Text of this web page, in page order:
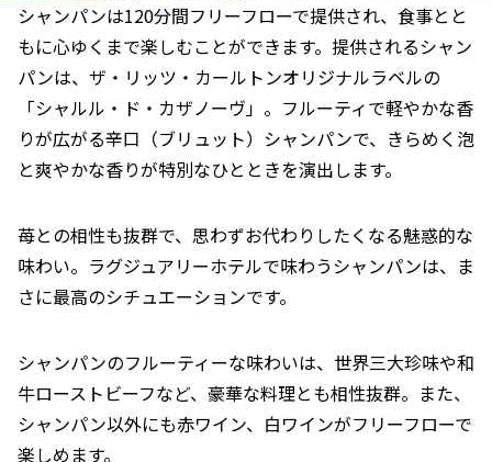
シャンパンは120分間フリーフローで提供され、食事とと
もに心ゆくまで楽しむことができます。提供されるシャン
パンは、ザ・リッツ・カールトンオリジナルラベルの
「シャルル・ド・カザノーヴ」。フルーティで軽やかな香
りが広がる辛口（ブリュット）シャンパンで、きらめく泡
と爽やかな香りが特別なひとときを演出します。
苺との相性も抜群で、思わずお代わりしたくなる魅惑的な
味わい。ラグジュアリーホテルで味わうシャンパンは、ま
さに最高のシチュエーションです。
シャンパンのフルーティーな味わいは、世界三大珍味や和
牛ローストビーフなど、豪華な料理とも相性抜群。また、
シャンパン以外にも赤ワイン、白ワインがフリーフローで
楽しめます。